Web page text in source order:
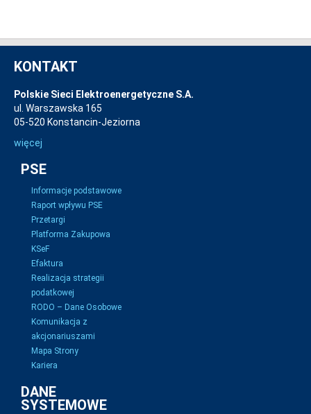
KONTAKT
Polskie Sieci Elektroenergetyczne S.A.
ul. Warszawska 165
05-520 Konstancin-Jeziorna
więcej
PSE
Informacje podstawowe
Raport wpływu PSE
Przetargi
Platforma Zakupowa
KSeF
Efaktura
Realizacja strategii
podatkowej
RODO – Dane Osobowe
Komunikacja z
akcjonariuszami
Mapa Strony
Kariera
DANE
SYSTEMOWE